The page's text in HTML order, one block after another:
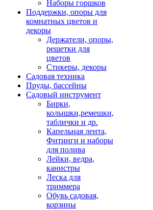
Наборы горшков
Поддержки, опоры для
комнатных цветов и
декоры
Держатели, опоры,
решетки для
цветов
Стикеры, декоры
Садовая техника
Пруды, бассейны
Садовый инструмент
Бирки,
колышки,ремешки,
таблички и др.
Капельная лента,
Фитинги и наборы
для полива
Лейки, ведра,
канистры
Леска для
триммера
Обувь садовая,
корзины